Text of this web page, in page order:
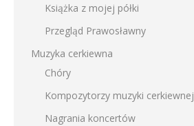
Książka z mojej półki
Przegląd Prawosławny
Muzyka cerkiewna
Chóry
Kompozytorzy muzyki cerkiewnej
Nagrania koncertów